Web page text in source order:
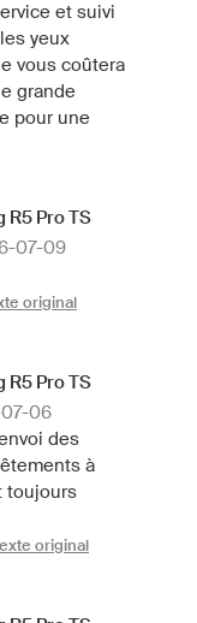
et suivi
yeux
vous coûtera
grande
pour une
R5 Pro TS
07-09
original
R5 Pro TS
06
des
à
toujours
original